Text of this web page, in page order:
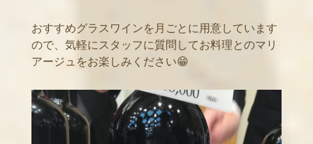
おすすめグラスワインを月ごとに用意しています
ので、気軽にスタッフに質問してお料理とのマリ
アージュをお楽しみください😁